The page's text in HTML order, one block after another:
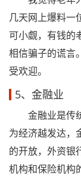
几天网上爆料一
可小觑，有钱的
相信骗子的谎言
受欢迎。
5、金融业
金融业是传统
为经济越发达，
的开放，外资银
机构和保险机构